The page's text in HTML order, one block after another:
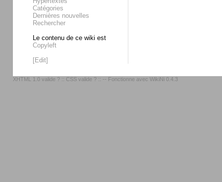
Catégories
Dernières nouvelles
Rechercher
Le contenu de ce wiki est
Copyleft
[Edit]
XHTML 1.0 valide ? :: CSS valide ? :: -- Fonctionne avec WikiNi 0.4.3